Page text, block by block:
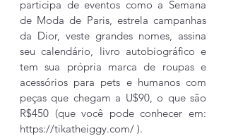
participa de eventos como a Semana
de Moda de Paris, estrela campanhas
da Dior, veste grandes nomes, assina
seu calendário, livro autobiográfico e
tem sua própria marca de roupas e
acessórios para pets e humanos com
peças que chegam a U$90, o que são
https://tikatheiggy.com/ ).